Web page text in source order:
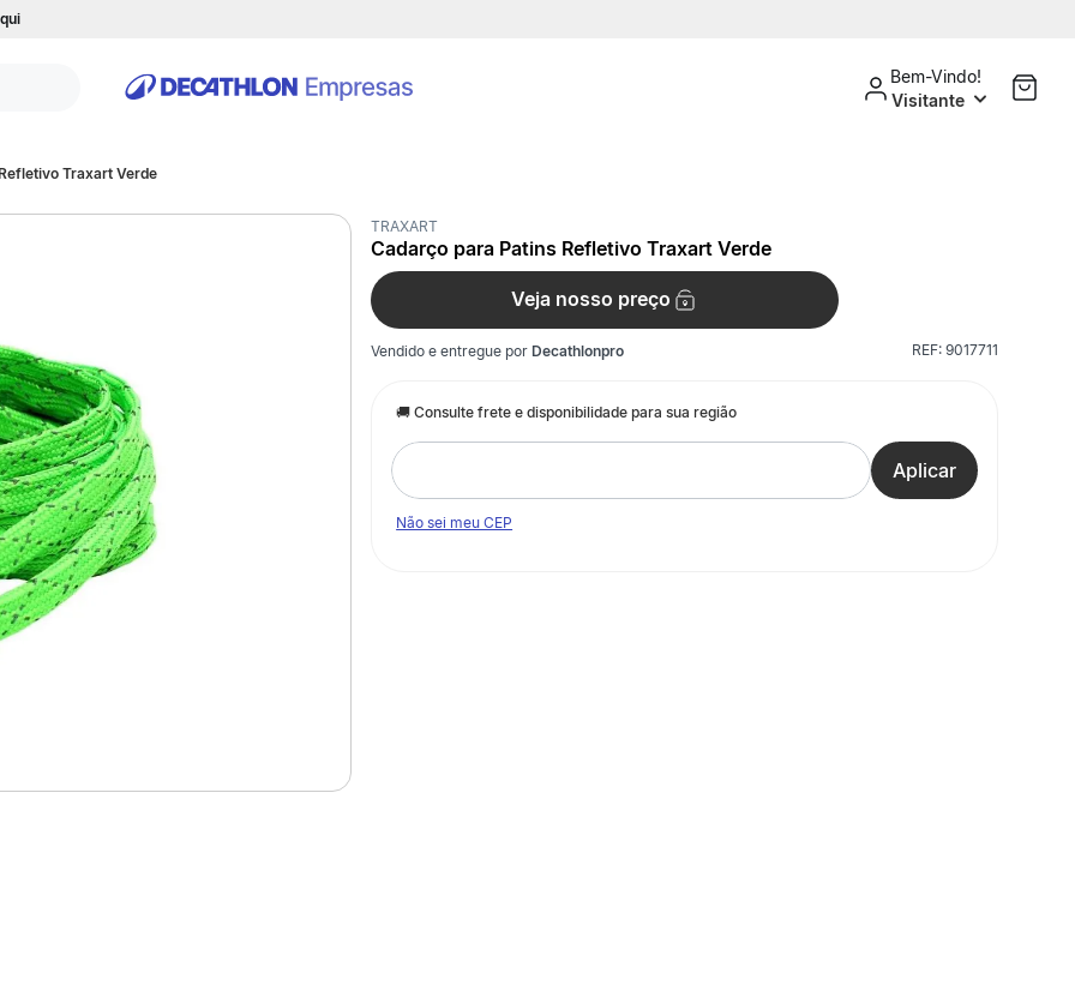
Bem-Vindo!
Visitante
Traxart Verde
TRAXART
Cadarço para Patins Refletivo Traxart Verde
Veja nosso preço
Vendido e entregue porDecathlonpro REF: 9017711
Não sei meu CEP